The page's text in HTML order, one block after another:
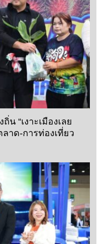
“เงาะเมืองเลย
ลาด-การท่องเที่ยว